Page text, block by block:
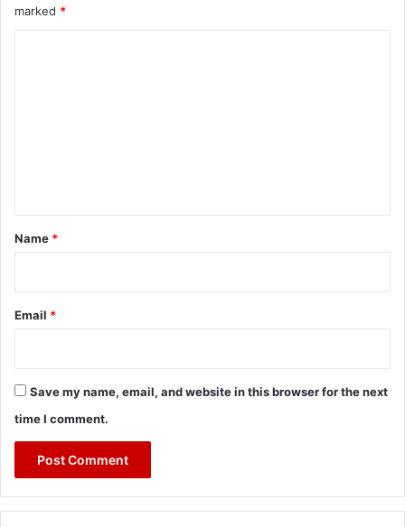
marked *
*
Name *
Email *
Save my name, email, and website in this browser for the next
time I comment.